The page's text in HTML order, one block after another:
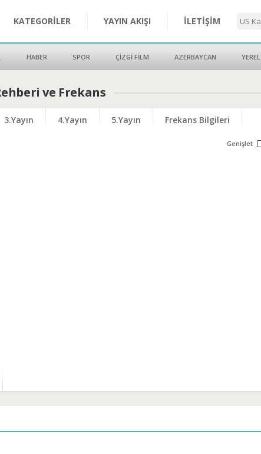
KATEGORİLER YAYIN AKIŞI İLETİŞİM
HABER SPOR ÇİZGİ FİLM AZERBAYCAN YEREL
ve Frekans
3.Yayın 4.Yayın 5.Yayın Frekans Bilgileri